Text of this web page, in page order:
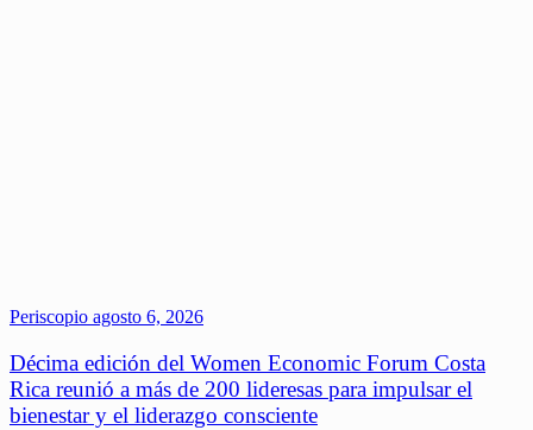
Periscopio agosto 6, 2026
Décima edición del Women Economic Forum Costa
Rica reunió a más de 200 lideresas para impulsar el
bienestar y el liderazgo consciente